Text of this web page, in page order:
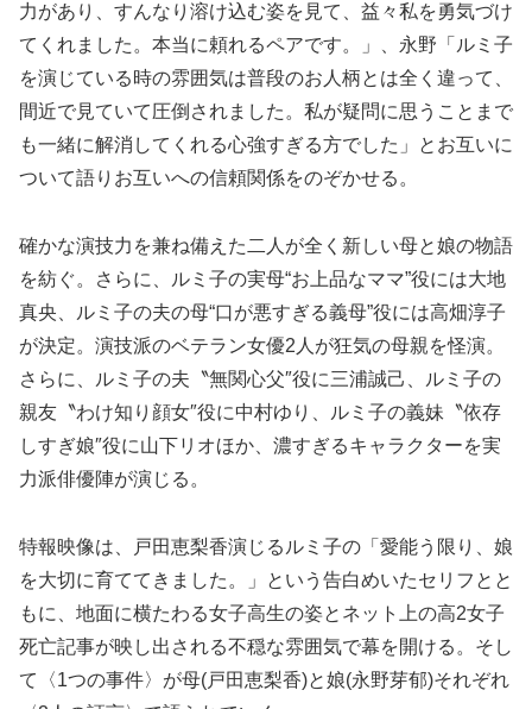
力があり、すんなり溶け込む姿を見て、益々私を勇気づけ
てくれました。本当に頼れるペアです。」、永野「ルミ子
を演じている時の雰囲気は普段のお人柄とは全く違って、
間近で見ていて圧倒されました。私が疑問に思うことまで
も一緒に解消してくれる心強すぎる方でした」とお互いに
ついて語りお互いへの信頼関係をのぞかせる。
確かな演技力を兼ね備えた二人が全く新しい母と娘の物語
を紡ぐ。さらに、ルミ子の実母“お上品なママ”役には大地
真央、ルミ子の夫の母“口が悪すぎる義母”役には高畑淳子
が決定。演技派のベテラン女優2人が狂気の母親を怪演。
さらに、ルミ子の夫〝無関心父″役に三浦誠己、ルミ子の
親友〝わけ知り顔女″役に中村ゆり、ルミ子の義妹〝依存
しすぎ娘″役に山下リオほか、濃すぎるキャラクターを実
力派俳優陣が演じる。
特報映像は、戸田恵梨香演じるルミ子の「愛能う限り、娘
を大切に育ててきました。」という告白めいたセリフとと
もに、地面に横たわる女子高生の姿とネット上の高2女子
死亡記事が映し出される不穏な雰囲気で幕を開ける。そし
て〈1つの事件〉が母(戸田恵梨香)と娘(永野芽郁)それぞれ